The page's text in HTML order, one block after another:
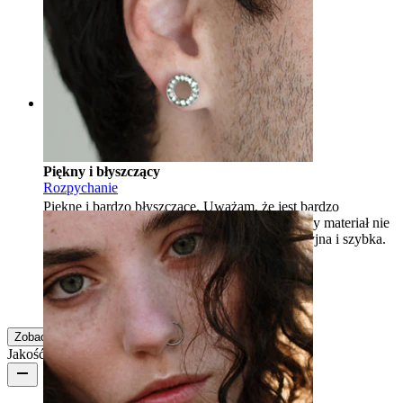
Rozpychanie
Enikő Zakup potwierdzony
Przetłumaczone przez AI Pokaż oryginał
Rating
Piękny i błyszczący
Piękne i bardzo błyszczące. Uważam, że jest bardzo
finezyjne. Właśnie dotarło, więc zobaczymy, czy materiał nie
spowoduje podrażnienia. Wysyłka była precyzyjna i szybka.
Daniela Zakup potwierdzony
Przetłumaczone przez AI Pokaż oryginał
Zobacz więcej
Jakość produktu